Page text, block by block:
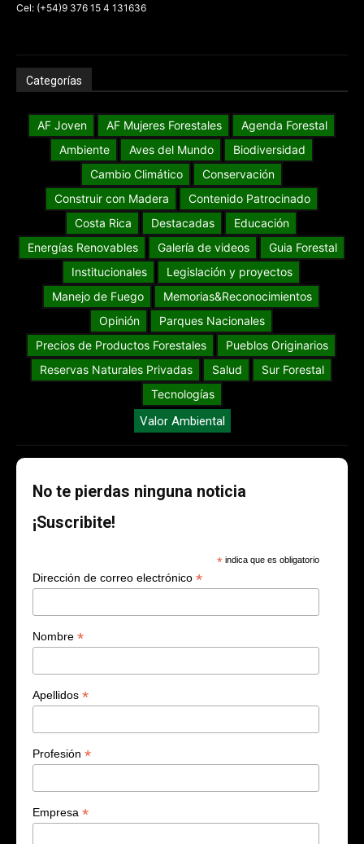
Cel: (+54)9 376 15 4 131636
Categorías
AF Joven AF Mujeres Forestales
Agenda Forestal
Ambiente
Aves del Mundo
Biodiversidad
Cambio Climático
Conservación
Construir con Madera
Contenido Patrocinado
Costa Rica
Destacadas
Educación
Energías Renovables
Galería de videos
Guia Forestal
Institucionales
Legislación y proyectos
Manejo de Fuego
Memorias&Reconocimientos
Opinión
Parques Nacionales
Precios de Productos Forestales
Pueblos Originarios
Reservas Naturales Privadas
Salud
Sur Forestal
Tecnologías
Valor Ambiental
No te pierdas ninguna noticia
¡Suscribite!
* indica que es obligatorio
Dirección de correo electrónico *
Nombre *
Apellidos *
Profesión *
Empresa *